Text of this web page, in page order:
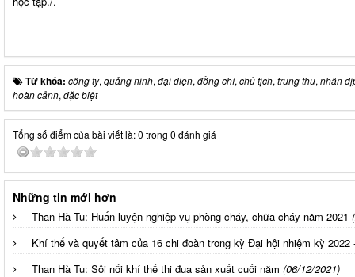
Từ khóa: công ty, quảng ninh, đại diện, đồng chí, chủ tịch, trung thu, nhân
hoàn cảnh, đặc biệt
Tổng số điểm của bài viết là: 0 trong 0 đánh giá
Những tin mới hơn
Than Hà Tu: Huấn luyện nghiệp vụ phòng cháy, chữa cháy năm 2021
Khí thế và quyết tâm của 16 chi đoàn trong kỳ Đại hội nhiệm kỳ 2022
Than Hà Tu: Sôi nổi khí thế thi đua sản xuất cuối năm (06/12/2021)